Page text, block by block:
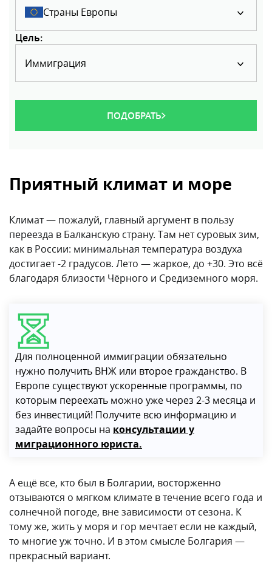
Страны Европы
Цель:
Иммиграция
ПОДОБРАТЬ
Приятный климат и море
Климат — пожалуй, главный аргумент в пользу
переезда в Балканскую страну. Там нет суровых зим,
как в России: минимальная температура воздуха
достигает -2 градусов. Лето — жаркое, до +30. Это всё
благодаря близости Чёрного и Средиземного моря.
Для полноценной иммиграции обязательно
нужно получить ВНЖ или второе гражданство. В
Европе существуют ускоренные программы, по
которым переехать можно уже через 2-3 месяца и
без инвестиций! Получите всю информацию и
задайте вопросы на консультации у
миграционного юриста.
А ещё все, кто был в Болгарии, восторженно
отзываются о мягком климате в течение всего года и
солнечной погоде, вне зависимости от сезона. К
тому же, жить у моря и гор мечтает если не каждый,
то многие уж точно. И в этом смысле Болгария —
прекрасный вариант.